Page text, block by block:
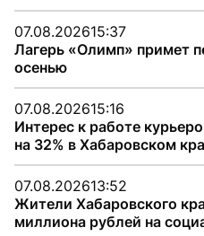
07.08.202615:37
Лагерь «Олимп» примет
осенью
07.08.202615:16
Интерес к работе
на 32% в Хабаровском
07.08.202613:52
Жители Хабаровского
миллиона рублей на